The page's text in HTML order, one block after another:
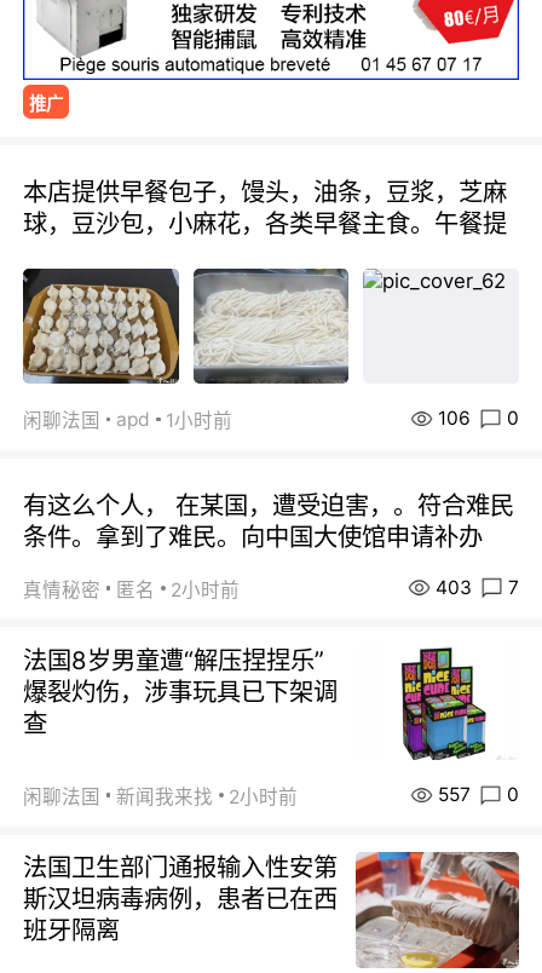
推广
本店提供早餐包子，馒头，油条，豆浆，芝麻
球，豆沙包，小麻花，各类早餐主食。午餐提
闲聊法国 apd 1小时前 106 0
有这么个人， 在某国，遭受迫害，。符合难民
条件。拿到了难民。向中国大使馆申请补办
真情秘密 匿名 2小时前 403 7
法国8岁男童遭“解压捏捏乐”
爆裂灼伤，涉事玩具已下架调
查
闲聊法国 新闻我来找 2小时前 557 0
法国卫生部门通报输入性安第
斯汉坦病毒病例，患者已在西
班牙隔离